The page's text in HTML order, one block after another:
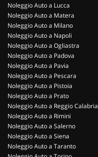
Noleggio Auto a Lucca
Noleggio Auto a Matera
Noleggio Auto a Milano
Noleggio Auto a Napoli
Noleggio Auto a Ogliastra
Noleggio Auto a Padova
Noleggio Auto a Pavia
Noleggio Auto a Pescara
Noleggio Auto a Pistoia
Noleggio Auto a Prato
Noleggio Auto a Reggio Calabria
Noleggio Auto a Rimini
Noleggio Auto a Salerno
Noleggio Auto a Siena
Noleggio Auto a Taranto